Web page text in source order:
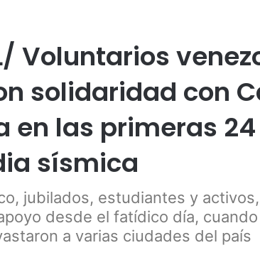
Voluntarios
solidaridad con
en las primeras
sísmica
jubilados, estudiantes y
desde el fatídico día,
a varias ciudades del país